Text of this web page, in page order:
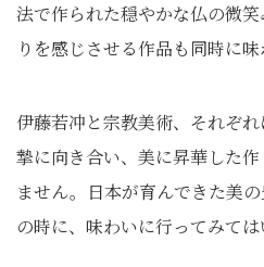
法で作られた穏やかな仏の微
りを感じさせる作品も同時に味
伊藤若冲と宗教美術、それぞ
摯に向き合い、美に昇華した
ません。日本が育んできた美
の時に、味わいに行ってみては